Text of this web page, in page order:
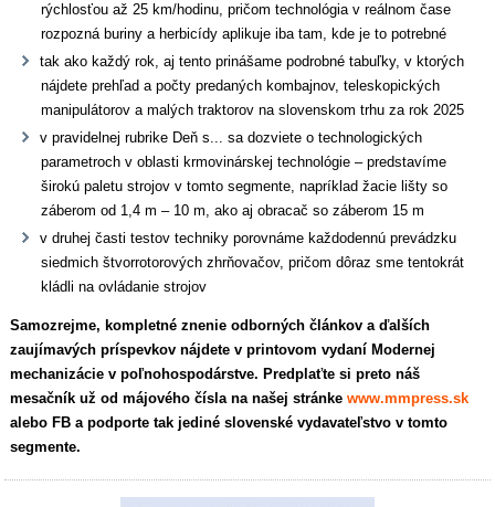
rýchlosťou až 25 km/hodinu, pričom technológia v reálnom čase
rozpozná buriny a herbicídy aplikuje iba tam, kde je to potrebné
tak ako každý rok, aj tento prinášame podrobné tabuľky, v ktorých
nájdete prehľad a počty predaných kombajnov, teleskopických
manipulátorov a malých traktorov na slovenskom trhu za rok 2025
v pravidelnej rubrike Deň s... sa dozviete o technologických
parametroch v oblasti krmovinárskej technológie – predstavíme
širokú paletu strojov v tomto segmente, napríklad žacie lišty so
záberom od 1,4 m – 10 m, ako aj obracač so záberom 15 m
v druhej časti testov techniky porovnáme každodennú prevádzku
siedmich štvorrotorových zhrňovačov, pričom dôraz sme tentokrát
kládli na ovládanie strojov
Samozrejme, kompletné znenie odborných článkov a ďalších
zaujímavých príspevkov nájdete v printovom vydaní Modernej
mechanizácie v poľnohospodárstve. Predplaťte si preto náš
mesačník už od májového čísla na našej stránkewww.mmpress.sk
alebo FBa podporte tak jediné slovenské vydavateľstvo v tomto
segmente.